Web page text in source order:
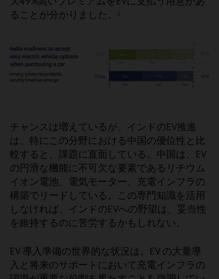
ることが分かりました。
1
チャンスは増えているが、インドのEV推進
は、特にこの分野における中国の優位性と比
較すると、課題に直面している。中国は、EV
の円滑な機能に不可欠な要素であるリチウム
イオン電池、電気モーター、充電インフラの
構築でリードしている。この専門知識を活用
しなければ、インドのEVへの野望は、妥当性
を維持するのに苦労するかもしれない。
EV 導入準備の世界的な状況は、EV の大量導
入と将来のサポートにおいて充電インフラの